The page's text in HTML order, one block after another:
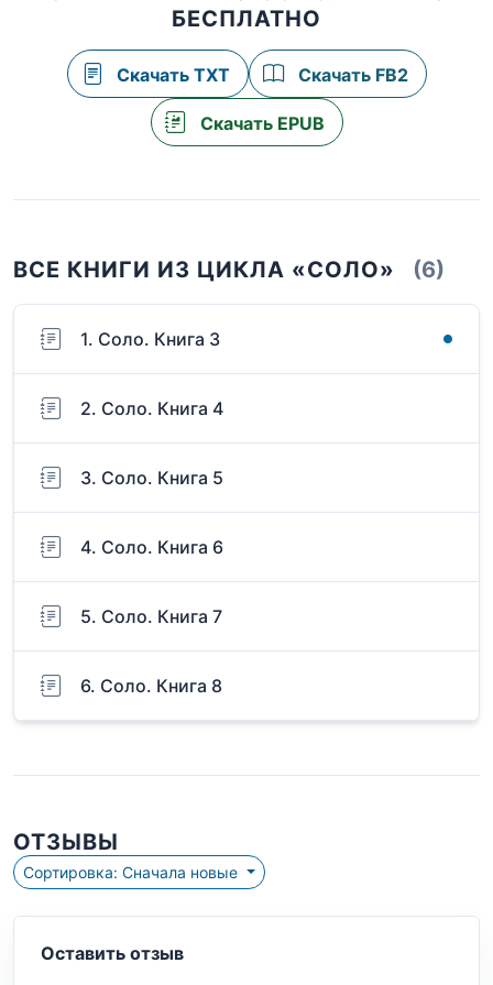
БЕСПЛАТНО
Скачать TXT Скачать FB2
Скачать EPUB
ВСЕ КНИГИ ИЗ ЦИКЛА «СОЛО» (6)
1. Соло. Книга 3
2. Соло. Книга 4
3. Соло. Книга 5
4. Соло. Книга 6
5. Соло. Книга 7
6. Соло. Книга 8
ОТЗЫВЫ
Сортировка: Сначала новые
Оставить отзыв